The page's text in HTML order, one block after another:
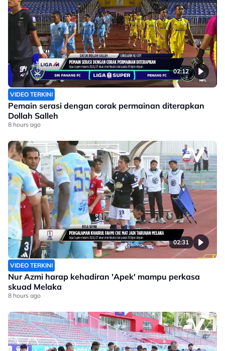
02:12
VIDEO TERKINI
Pemain serasi dengan corak permainan diterapkan
Dollah Salleh
8 hours ago
02:31
VIDEO TERKINI
Nur Azmi harap kehadiran 'Apek' mampu perkasa
skuad Melaka
8 hours ago